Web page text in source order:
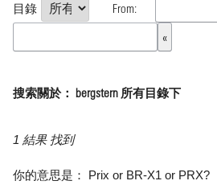
目錄 From:
搜索關於： bergstern 所有目錄下
1 結果 找到
你的意思是： Prix or BR-X1 or PRX?